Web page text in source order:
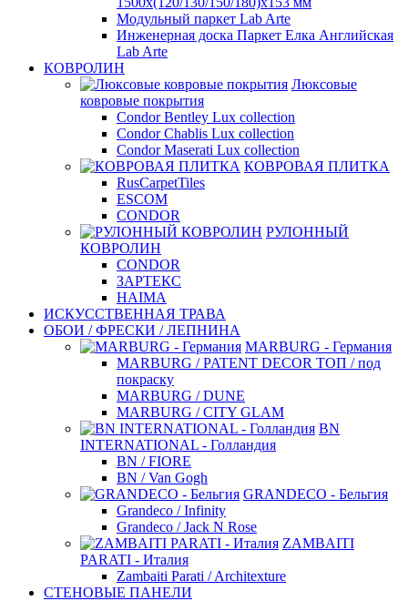
Модульный паркет Lab Arte
Инженерная доска Паркет Елка Английская
Lab Arte
КОВРОЛИН
Люксовые
ковровые покрытия
Condor Bentley Lux collection
Condor Chablis Lux collection
Condor Maserati Lux collection
КОВРОВАЯ ПЛИТКА
RusCarpetTiles
ESCOM
CONDOR
РУЛОННЫЙ
КОВРОЛИН
CONDOR
ЗАРТЕКС
HAIMA
ИСКУССТВЕННАЯ ТРАВА
ОБОИ / ФРЕСКИ / ЛЕПНИНА
MARBURG - Германия
MARBURG / PATENT DECOR ТОП / под
покраску
MARBURG / DUNE
MARBURG / CITY GLAM
BN
INTERNATIONAL - Голландия
BN / FIORE
BN / Van Gogh
GRANDECO - Бельгия
Grandeco / Infinity
Grandeco / Jack N Rose
ZAMBAITI
PARATI - Италия
Zambaiti Parati / Architexture
СТЕНОВЫЕ ПАНЕЛИ